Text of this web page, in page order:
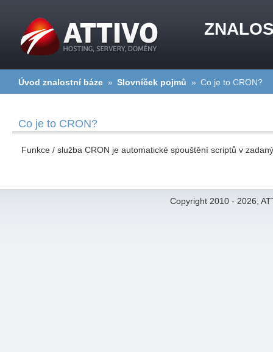
Úvod znalostní báze » Slovníček pojmů » Co je to CRON?
Co je to CRON?
Funkce / služba CRON je automatické spouštění scriptů v
Copyright 2010 - 2026,